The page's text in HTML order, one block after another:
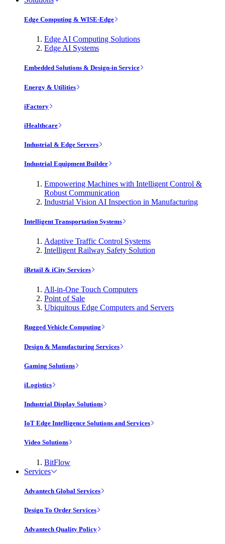
Edge Computing & WISE-Edge
Edge AI Computing Solutions
Edge AI Systems
Embedded Solutions & Design-in Service
Energy & Utilities
iFactory
iHealthcare
Industrial & Edge Servers
Industrial Equipment Builder
Empowering Machines with Intelligent Control &
Robust Communication
Industrial Vision AI Inspection in Manufacturing
Intelligent Transportation Systems
Adaptive Traffic Control Systems
Intelligent Railway Safety Solution
iRetail & iCity Services
All-in-One Touch Computers
Point of Sale
Ubiquitous Edge Computers and Servers
Rugged Vehicle Computing
Design & Manufacturing Services
Gaming Solutions
iLogistics
Industrial Display Solutions
IoT Edge Intelligence Solutions and Services
Video Solutions
BitFlow
Services
Advantech Global Services
Design To Order Services
Advantech Quality Policy